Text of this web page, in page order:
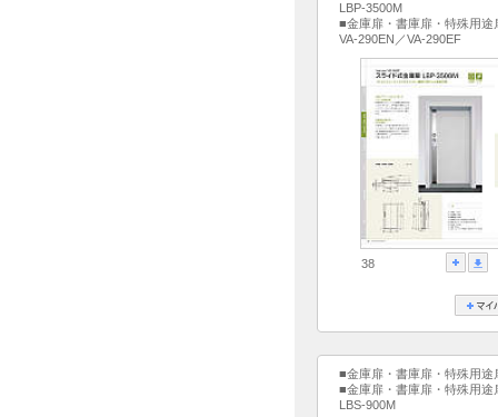
LBP-3500M
■金庫扉・書庫扉・特殊用途
VA-290EN／VA-290EF
38
■金庫扉・書庫扉・特殊用途
■金庫扉・書庫扉・特殊用途
LBS-900M